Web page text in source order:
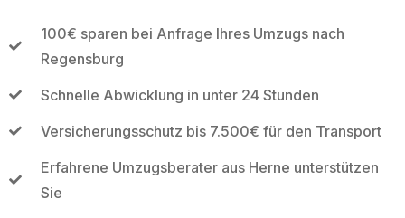
100€ sparen bei Anfrage Ihres Umzugs nach
Regensburg
Schnelle Abwicklung in unter 24 Stunden
Versicherungsschutz bis 7.500€ für den Transport
Erfahrene Umzugsberater aus Herne unterstützen
Sie